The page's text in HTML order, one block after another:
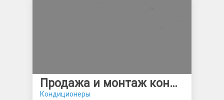
Продажа и монтаж кондиционеров
Кондиционеры